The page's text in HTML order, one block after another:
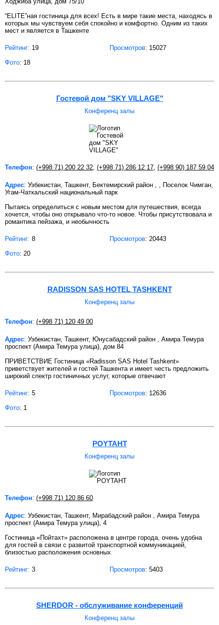
“ELITE”ная гостиница для всех! Есть в мире такие места, находясь в
которых мы чувствуем себя спокойно и комфортно. Одним из таких
мест и является в Ташкенте
Рейтинг: 19 Просмотров: 15027
Фото: 18
Гостевой дом "SKY VILLAGE"
Конференц залы
Телефон: (+998 71) 200 22 32 (+998 71) 286 12 17 (+998 90) 187 59 04
Адрес: Узбекистан, Ташкент, Бектемирский район , , Поселок Чимган,
Угам-Чаткальский национальный парк
Пытаясь определиться с новым местом для путешествия, всегда
хочется, чтобы оно открывало что-то новое. Чтобы присутствовала и
романтика пейзажа, и необычность
Рейтинг: 8 Просмотров: 20443
Фото: 20
RADISSON SAS HOTEL TASHKENT
Конференц залы
Телефон: (+998 71) 120 49 00
Адрес: Узбекистан, Ташкент, Юнусабадский район , Амира Темура
проспект (Амира Темура улица), дом 84
ПРИВЕТСТВИЕ Гостиница «Radisson SAS Hotel Tashkent»
приветствует жителей и гостей Ташкента и имеет честь предложить
широкий спектр гостиничных услуг, которые отвечают
Рейтинг: 5 Просмотров: 12636
Фото: 1
POYTAHT
Конференц залы
Телефон: (+998 71) 120 86 60
Адрес: Узбекистан, Ташкент, Мирабадский район , Амира Темура
проспект (Амира Темура улица), 4
Гостиница «Пойтахт» расположена в центре города, очень удобна
для гостей в связи с развитой транспортной коммуникацией,
близостью расположения основных
Рейтинг: 3 Просмотров: 5403
SHERDOR - обслуживание конференций
Конференц залы